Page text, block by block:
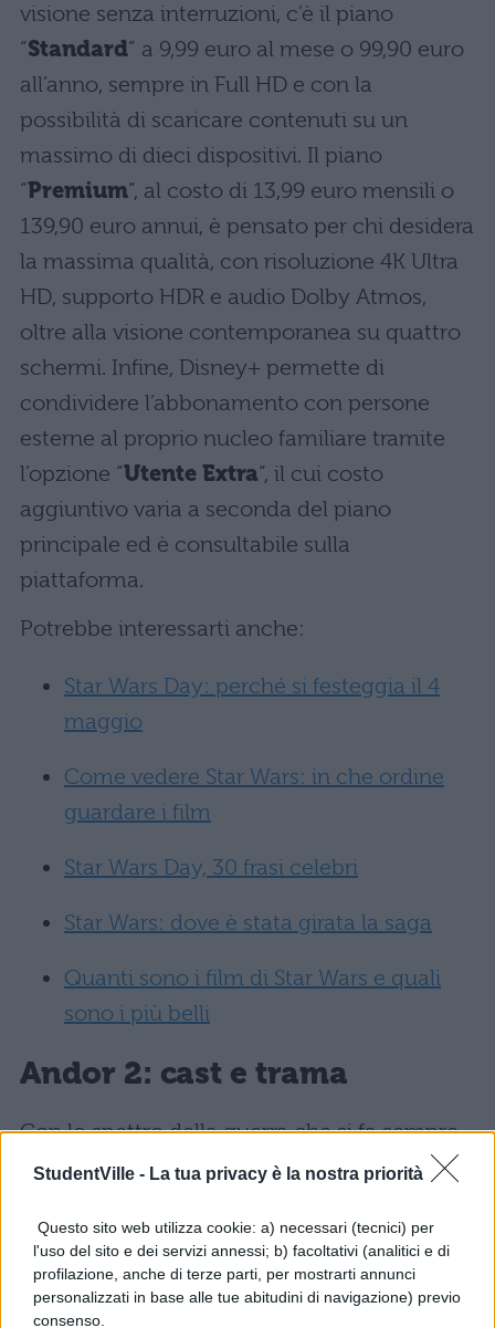
StudentVille - La tua privacy è la nostra priorità
Questo sito web utilizza cookie: a) necessari (tecnici) per
l'uso del sito e dei servizi annessi; b) facoltativi (analitici e di
profilazione, anche di terze parti, per mostrarti annunci
personalizzati in base alle tue abitudini di navigazione) previo
consenso.
visione senza interruzioni, c’è il piano
“Standard” a 9,99 euro al mese o 99,90 euro
all’anno, sempre in Full HD e con la
possibilità di scaricare contenuti su un
massimo di dieci dispositivi. Il piano
“Premium“, al costo di 13,99 euro mensili o
139,90 euro annui, è pensato per chi desidera
la massima qualità, con risoluzione 4K Ultra
HD, supporto HDR e audio Dolby Atmos,
oltre alla visione contemporanea su quattro
schermi. Infine, Disney+ permette di
condividere l’abbonamento con persone
esterne al proprio nucleo familiare tramite
l’opzione “Utente Extra“, il cui costo
aggiuntivo varia a seconda del piano
principale ed è consultabile sulla
piattaforma.
Potrebbe interessarti anche:
Star Wars Day: perché si festeggia il 4
maggio
Come vedere Star Wars: in che ordine
guardare i film
Star Wars Day, 30 frasi celebri
Star Wars: dove è stata girata la saga
Quanti sono i film di Star Wars e quali
sono i più belli
Andor 2: cast e trama
Con lo spettro della guerra che si fa sempre
più concreto, la seconda stagione di “Andor”
cruciale all’interno dell’Alleanza Ribelle
In un contesto di crescente tensione, i
personaggi si troveranno di fronte a dure